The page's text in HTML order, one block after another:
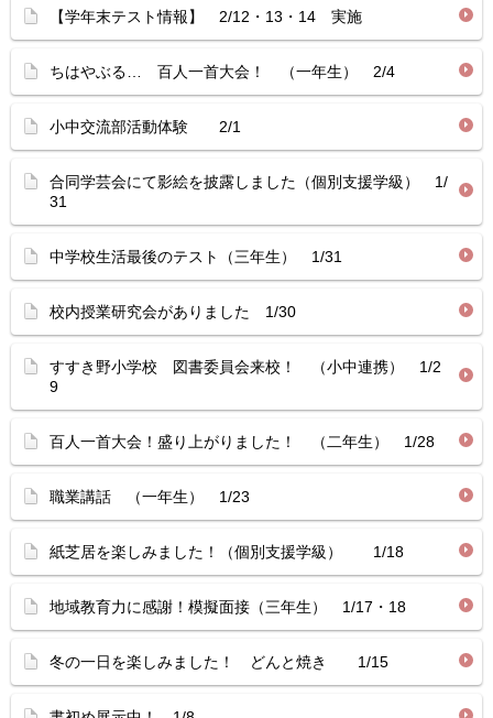
【学年末テスト情報】 2/12・13・14 実施
ちはやぶる… 百人一首大会！ （一年生） 2/4
小中交流部活動体験 2/1
合同学芸会にて影絵を披露しました（個別支援学級） 1/
31
中学校生活最後のテスト（三年生） 1/31
校内授業研究会がありました 1/30
すすき野小学校 図書委員会来校！ （小中連携） 1/2
9
百人一首大会！盛り上がりました！ （二年生） 1/28
職業講話 （一年生） 1/23
紙芝居を楽しみました！（個別支援学級） 1/18
地域教育力に感謝！模擬面接（三年生） 1/17・18
冬の一日を楽しみました！ どんと焼き 1/15